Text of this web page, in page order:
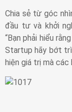
Chia sẻ từ góc
đầu tư và khởi
“Bạn phải hiểu
Startup hãy bớt
hiện giá trị mà